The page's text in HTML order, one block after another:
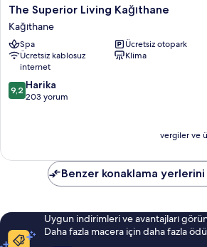
The
Superior
Living
Kağıthane
Kağıthane
The Superior Living Kağıthane
Kağıthane
Spa
Ücretsiz otopark
Ücretsiz kablosuz
internet
Klima
10
üzerinden
9,2 Harika
203 yorum
vergiler ve
Benzer konaklama yerlerini
Uygun indirimleri ve avantajları
Daha fazla macera için daha fazla